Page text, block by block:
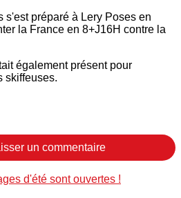
s'est préparé à Lery Poses en
la France en 8+J16H contre la
également présent pour
skiffeuses.
un commentaire